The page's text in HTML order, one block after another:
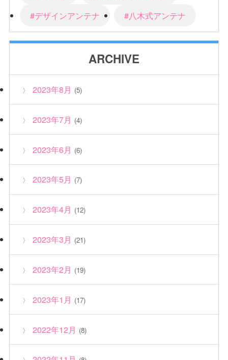
#デザインアンテナ
#八木式アンテナ
ARCHIVE
2023年8月 (5)
2023年7月 (4)
2023年6月 (6)
2023年5月 (7)
2023年4月 (12)
2023年3月 (21)
2023年2月 (19)
2023年1月 (17)
2022年12月 (8)